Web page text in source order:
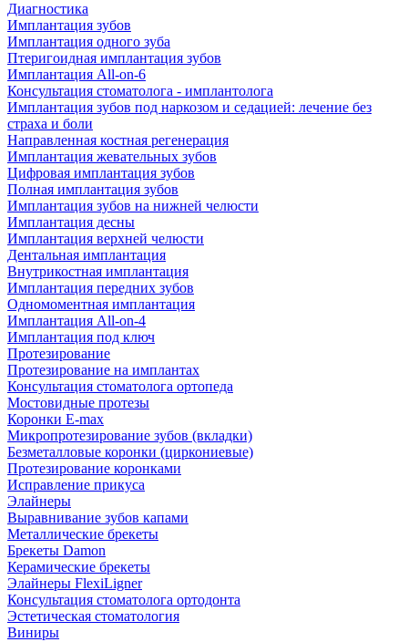
Диагностика
Имплантация зубов
Имплантация одного зуба
Птеригоидная имплантация зубов
Имплантация All-on-6
Консультация стоматолога - имплантолога
Имплантация зубов под наркозом и седацией: лечение без
страха и боли
Направленная костная регенерация
Имплантация жевательных зубов
Цифровая имплантация зубов
Полная имплантация зубов
Имплантация зубов на нижней челюсти
Имплантация десны
Имплантация верхней челюсти
Дентальная имплантация
Внутрикостная имплантация
Имплантация передних зубов
Одномоментная имплантация
Имплантация All-on-4
Имплантация под ключ
Протезирование
Протезирование на имплантах
Консультация стоматолога ортопеда
Мостовидные протезы
Коронки E-max
Микропротезирование зубов (вкладки)
Безметалловые коронки (циркониевые)
Протезирование коронками
Исправление прикуса
Элайнеры
Выравнивание зубов капами
Металлические брекеты
Брекеты Damon
Керамические брекеты
Элайнеры FlexiLigner
Консультация стоматолога ортодонта
Эстетическая стоматология
Виниры